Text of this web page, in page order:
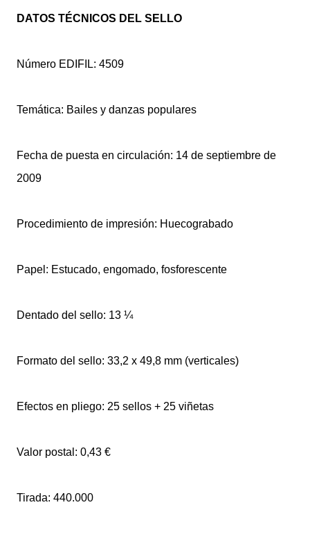
DATOS TÉCNICOS DEL SELLO
Número EDIFIL: 4509
Temática: Bailes y danzas populares
Fecha de puesta en circulación: 14 de septiembre de
2009
Procedimiento de impresión: Huecograbado
Papel: Estucado, engomado, fosforescente
Dentado del sello: 13 ¼
Formato del sello: 33,2 x 49,8 mm (verticales)
Efectos en pliego: 25 sellos + 25 viñetas
Valor postal: 0,43 €
Tirada: 440.000